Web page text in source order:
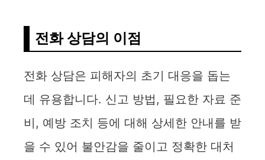
전화 상담의 이점
전화 상담은 피해자의 초기 대응을 돕는
데 유용합니다. 신고 방법, 필요한 자료 준
비, 예방 조치 등에 대해 상세한 안내를 받
을 수 있어 불안감을 줄이고 정확한 대처